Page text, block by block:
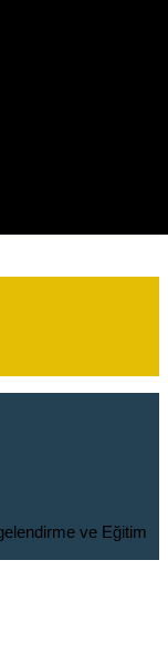
ve Eğitim